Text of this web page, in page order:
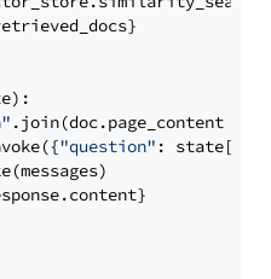
):
.join(doc.page_content
"question" : state[